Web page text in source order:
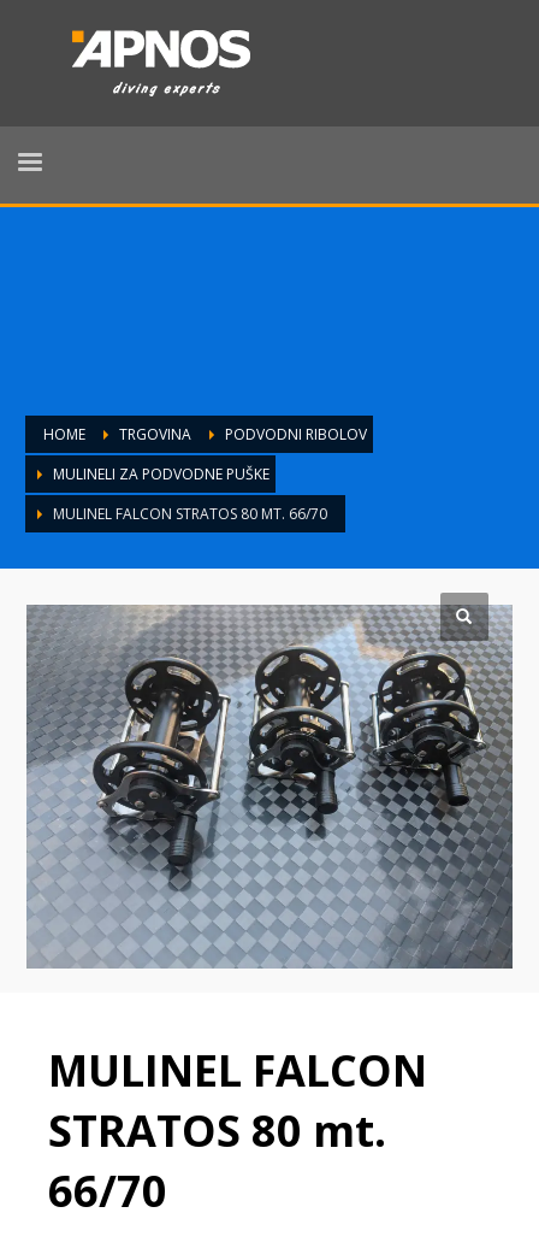
HOME TRGOVINA
PODVODNI RIBOLOV
MULINELI ZA PODVODNE PUŠKE
MULINEL FALCON STRATOS 80 MT. 66/70
MULINEL FALCON STRATOS 80 mt.
66/70
MULINEL FALCON
STRATOS 80 mt.
66/70